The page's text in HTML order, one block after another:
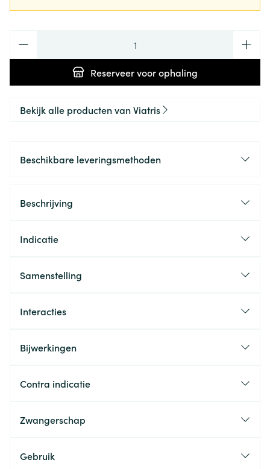
Reserveervoor ophaling
Bekijk alle producten van Viatris
Beschikbare leveringsmethoden
Beschrijving
Indicatie
Samenstelling
Interacties
Bijwerkingen
Contra indicatie
Zwangerschap
Gebruik